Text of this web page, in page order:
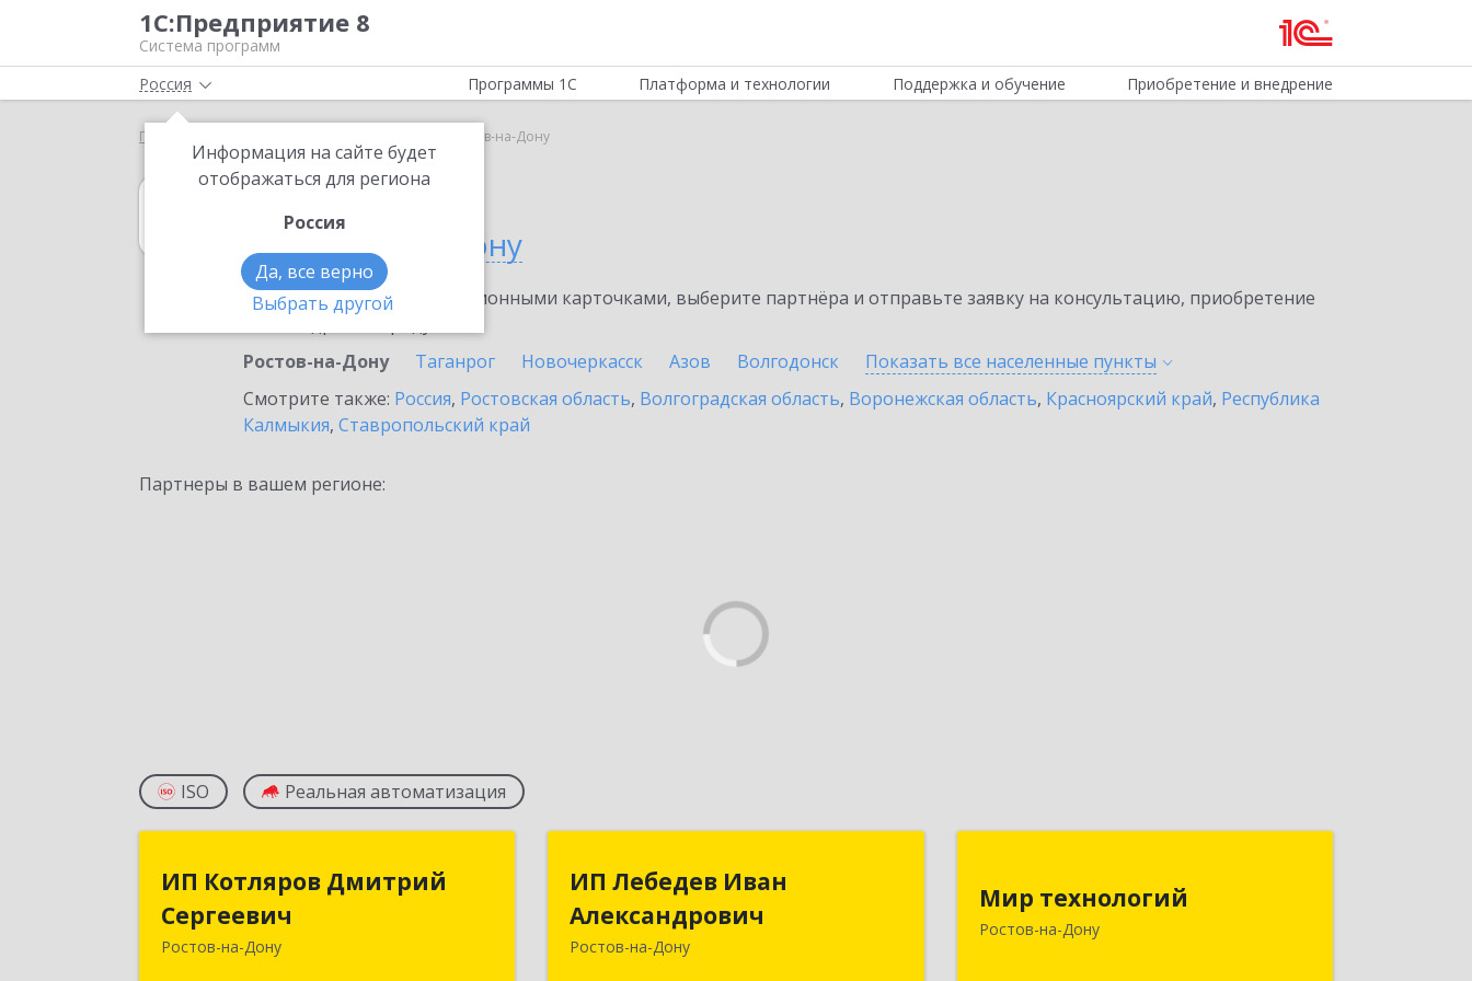
1С:Предприятие 8
Система программ
Россия
Информация на сайте будет
отображаться для региона
Россия
Да, все верно
Выбрать другой
Программы 1С Платформа и технологии Поддержка и обучение Приобретение и внедрение
Главная Ростов-на-Дону
1С:Розница
в Ростове-на-Дону
Ознакомьтесь с информационными карточками, выберите партнёра и отправьте заявку на консультацию, приобретение
Ростов-на-Дону
Таганрог Новочеркасск Азов Волгодонск Показать все населенные пункты
Смотрите также: Россия, Ростовская область, Волгоградская область, Воронежская область, Красноярский край, Республика
Калмыкия, Ставропольский край
Партнеры в вашем регионе:
ISO Реальная автоматизация
ИП Котляров Дмитрий
Сергеевич
Ростов-на-Дону
ИП Котляров Дмитрий
Сергеевич
344000, Ростовская обл, Ростов-на-
ИП Лебедев Иван
Александрович
Ростов-на-Дону
Александрович
344033, Ростовская обл, Ростов-на-
Мир технологий
Ростов-на-Дону
Мясниковский р-н, Чалтырь с, Юго-